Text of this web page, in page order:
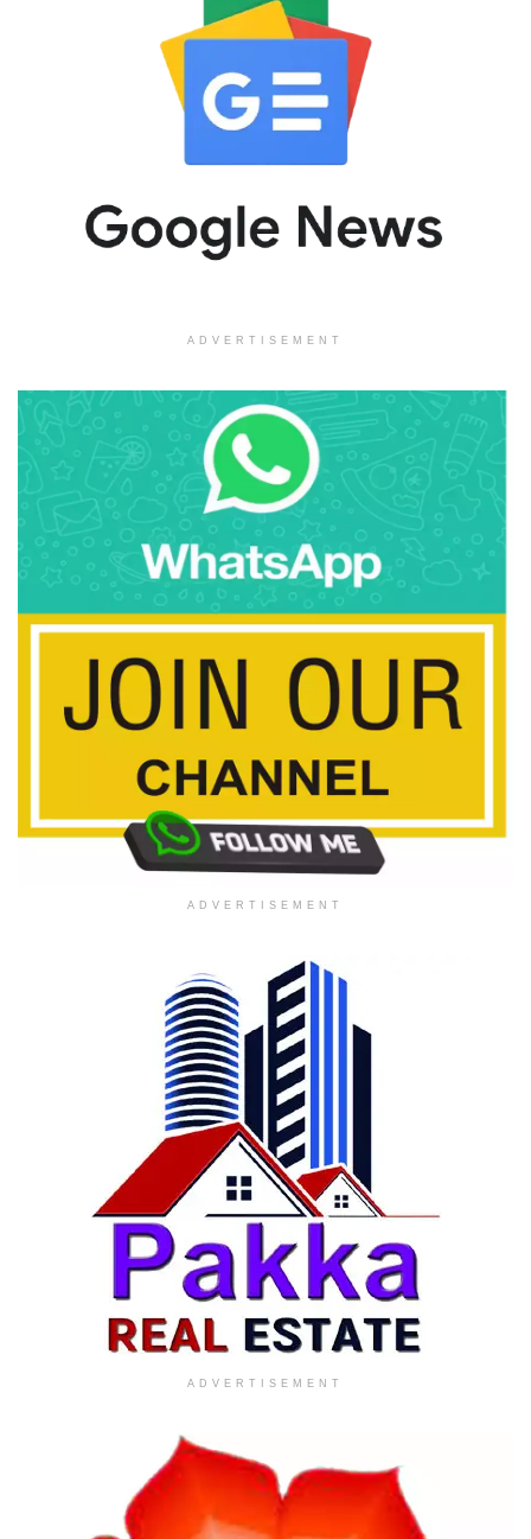
ADVERTISEMENT
ADVERTISEMENT
ADVERTISEMENT